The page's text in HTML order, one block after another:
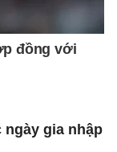
gia nhập